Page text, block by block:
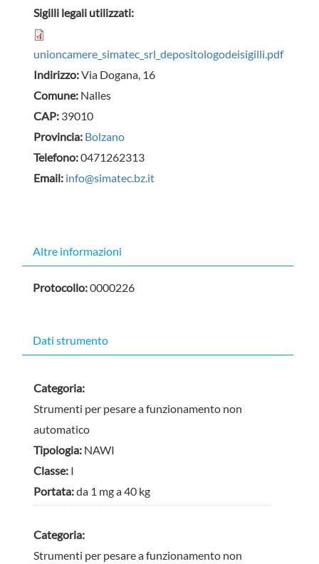
Sigilli legali utilizzati:
unioncamere_simatec_srl_depositologodeisigilli.pdf
Indirizzo:Via Dogana, 16
Comune: Nalles
CAP: 39010
Provincia: Bolzano
Telefono:0471262313
Email: info@simatec.bz.it
Nascondi
Altre informazioni
Protocollo:0000226
Dati strumento
Categoria:
Strumenti per pesare a funzionamento non
automatico
Tipologia: NAWI
Classe: I
Portata:da 1 mg a 40 kg
Categoria:
Strumenti per pesare a funzionamento non